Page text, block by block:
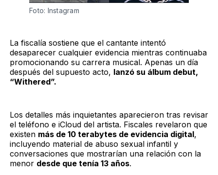
Foto: Instagram
La fiscalía sostiene que el cantante intentó
desaparecer cualquier evidencia mientras continuaba
promocionando su carrera musical. Apenas un día
después del supuesto acto, lanzó su álbum debut,
“Withered”.
Los detalles más inquietantes aparecieron tras revisar
el teléfono e iCloud del artista. Fiscales revelaron que
existen más de 10 terabytes de evidencia digital,
incluyendo material de abuso sexual infantil y
conversaciones que mostrarían una relación con la
menor desde que tenía 13 años.